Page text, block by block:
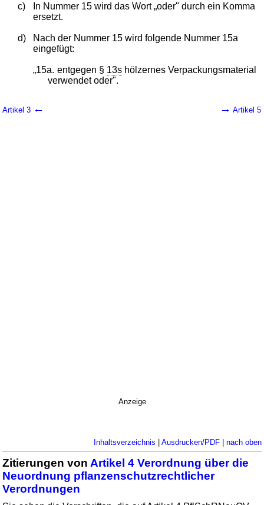
c)
In Nummer 15 wird das Wort „oder" durch ein Komma
ersetzt.
d)
Nach der Nummer 15 wird folgende Nummer 15a
eingefügt:
„15a. entgegen § 13shölzernes Verpackungsmaterial
verwendet oder".
Artikel 3 ← → Artikel 5
Anzeige
Inhaltsverzeichnis | Ausdrucken/PDF| nach oben
Zitierungen von Artikel 4 Verordnung über die
Neuordnung pflanzenschutzrechtlicher
Verordnungen